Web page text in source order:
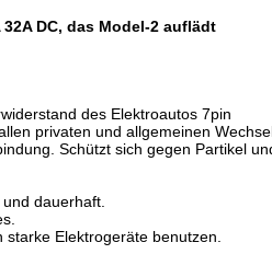
DC, das Model-2 auflädt
des Elektroautos 7pin
privaten und allgemeinen
Schützt sich gegen Partikel
dauerhaft.
Elektrogeräte benutzen.